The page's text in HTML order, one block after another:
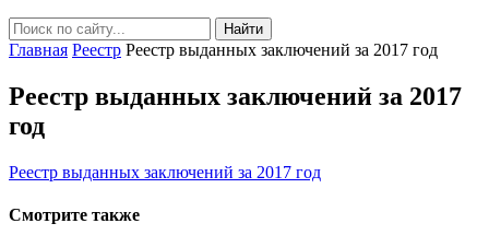
Найти
Главная Реестр Реестр выданных заключений за 2017 год
Реестр выданных заключений за 2017
год
Реестр выданных заключений за 2017 год
Смотрите также